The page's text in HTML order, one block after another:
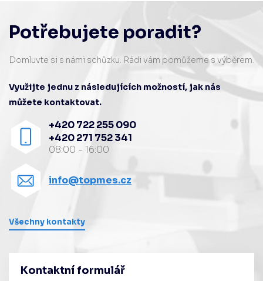
Potřebujete poradit?
Domluvte si s námi schůzku. Rádi vám pomůžeme s výběrem.
Využijte jednu z následujících možností, jak nás
můžete kontaktovat.
+420 722 255 090
+420 271 752 341
08:00 - 16:00
info@topmes.cz
Všechny kontakty
Kontaktní formulář